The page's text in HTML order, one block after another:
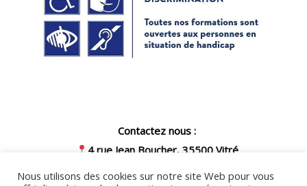
Contactez nous :
4 rue Jean Boucher, 35500 Vitré
Nous utilisons des cookies sur notre site Web pour vous